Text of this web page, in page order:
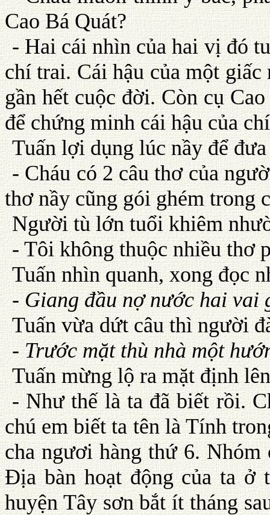
Cao Bá Quát?
- Hai cái nhìn của hai vị đó
chí trai. Cái hậu của một
gần hết cuộc đời. Còn cụ
để chứng minh cái hậu của
Tuấn lợi dụng lúc nầy để
- Cháu có 2 câu thơ của
thơ nầy cũng gói ghém trong
Người tù lớn tuổi khiêm
- Tôi không thuộc nhiều thơ
Tuấn nhìn quanh, xong đọc
- Giang đầu nợ nước hai vai
Tuấn vừa dứt câu thì người
- Trước mặt thù nhà một
Tuấn mừng lộ ra mặt định
- Như thế là ta đã biết rồi.
chú em biết ta tên là Tính
cha ngươi hàng thứ 6.
Ðịa bàn hoạt động của ta ở
huyện Tây sơn bắt ít tháng